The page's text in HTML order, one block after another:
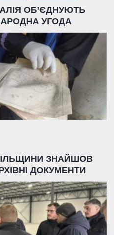
ОБ’ЄДНУЮТЬ
УГОДА
ЗНАЙШОВ
ДОКУМЕНТИ